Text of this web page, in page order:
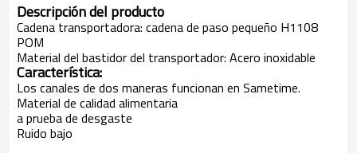
Descripción del producto
Cadena transportadora: cadena de paso pequeño H1108
POM
Material del bastidor del transportador: Acero inoxidable
Característica:
Los canales de dos maneras funcionan en Sametime.
Material de calidad alimentaria
a prueba de desgaste
Ruido bajo